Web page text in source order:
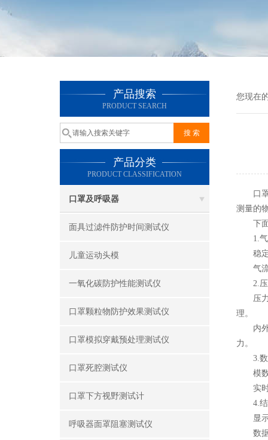
产品搜索
PRODUCT SEARCH
产品分类
PRODUCT CLASSIFICATION
口罩及呼吸器
面具过滤件防护时间测试仪
儿童运动头模
一氧化碳防护性能测试仪
口罩颗粒物防护效果测试仪
口罩模拟穿戴预处理测试仪
口罩死腔测试仪
口罩下方视野测试计
呼吸器面罩阻塞测试仪
您现在
口罩
测量的
下面
1.气
稳定
气流
2.压
压力
理。
内外
力。
3.数
模数
实时
4.结
显示
数据